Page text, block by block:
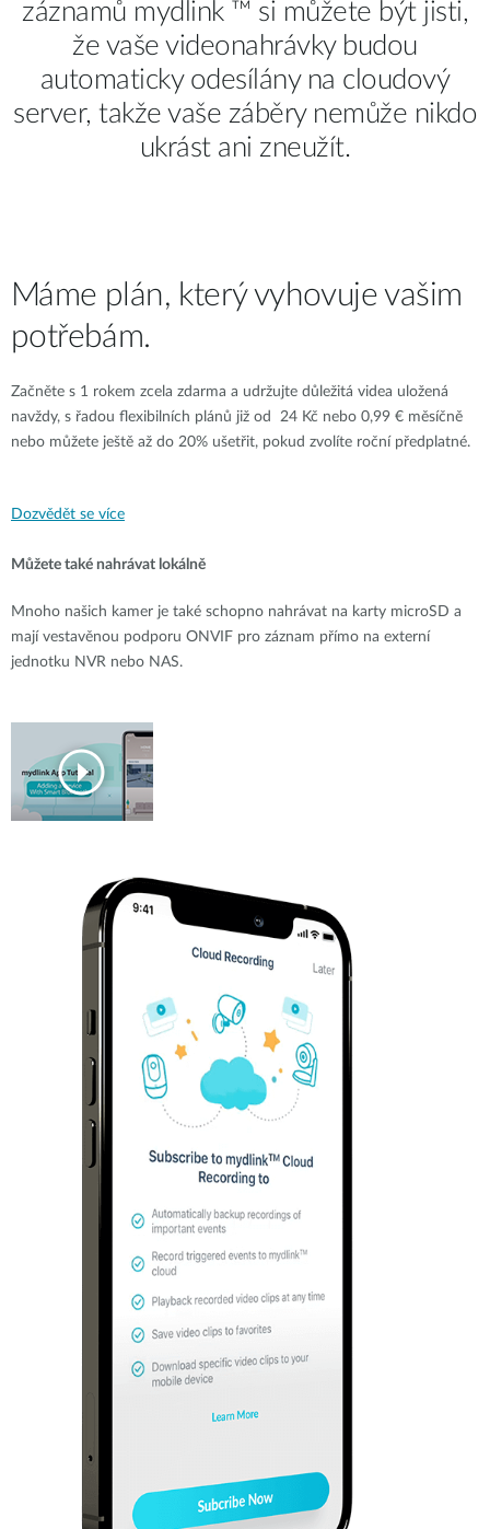
záznamů mydlink ™ si můžete být jisti,
že vaše videonahrávky budou
automaticky odesílány na cloudový
server, takže vaše záběry nemůže nikdo
ukrást ani zneužít.
Máme plán, který vyhovuje vašim
potřebám.
Začněte s 1 rokem zcela zdarma a udržujte důležitá videa uložená
navždy, s řadou flexibilních plánů již od 24 Kč nebo 0,99 € měsíčně
nebo můžete ještě až do 20% ušetřit, pokud zvolíte roční předplatné.
Dozvědět se více
Můžete také nahrávat lokálně
Mnoho našich kamer je také schopno nahrávat na karty microSD a
mají vestavěnou podporu ONVIF pro záznam přímo na externí
jednotku NVR nebo NAS.